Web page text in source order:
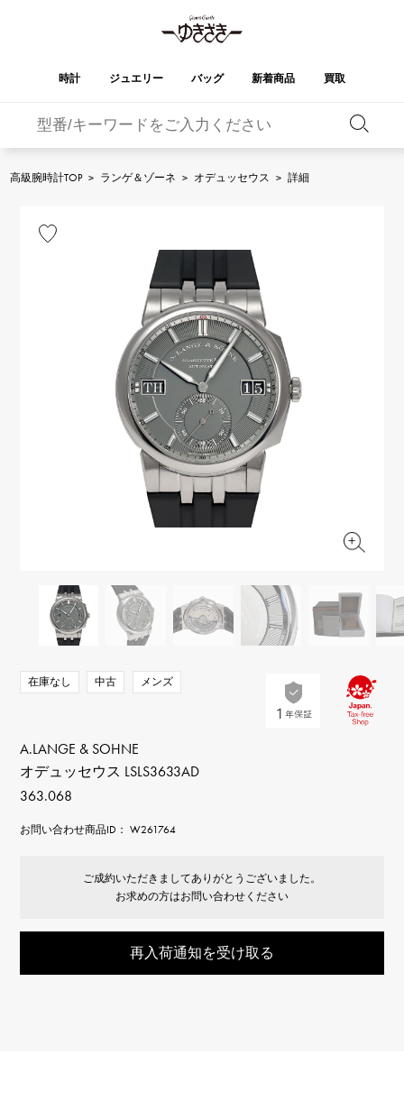
時計 ジュエリー バッグ 新着商品 買取
ブレゲ
PATEK PHILIPPE
パテック・フィリップ
IWC
IWC
FRANCK MULLER
フランク・ミュラー
RICHARD MILLE
リシャール・ミル
VACHERON
CONSTANTIN
ヴァシュロン・コンスタ
PANERAI
パネライ
AUDEMARS PIGUET
オーデマ・ピゲ
JAEGER LE COULTRE
ジャガー・ルクルト
Cartier
カルティエ
ZENITH
ゼニス
TAG HEUER
タグホイヤー
DUNAMIS
デュナミス
TABLE CLOCK
置き時計
VINTAGE WATCH
ヴィンテージウォッチ
YUKIZAKI
ジュエリー
NOMBRE
ノンブル
NOMBRE putite
ノンブルプティ
ALPHA
アルファ
ALPHA putite
アルファプティ
eclat
エクラ
RICH CROSS
リッチクロス
TwinPinky
ツインピンキー
ETERNITY
エタニティ
YUKIZAKI BACHIKAN
ゆきざき バチカン
オリジナルジュエリー一覧へ
バーキン オータクロア
チャーム
その他
エルメスバッグ
高級腕時計TOP > ランゲ＆ゾーネ > オデュッセウス > 詳細
在庫なし 中古 メンズ
A.LANGE & SOHNE
オデュッセウス LSLS3633AD
363.068
お問い合わせ商品ID： W261764
ご成約いただきましてありがとうございました。
お求めの方はお問い合わせください
再入荷通知を受け取る